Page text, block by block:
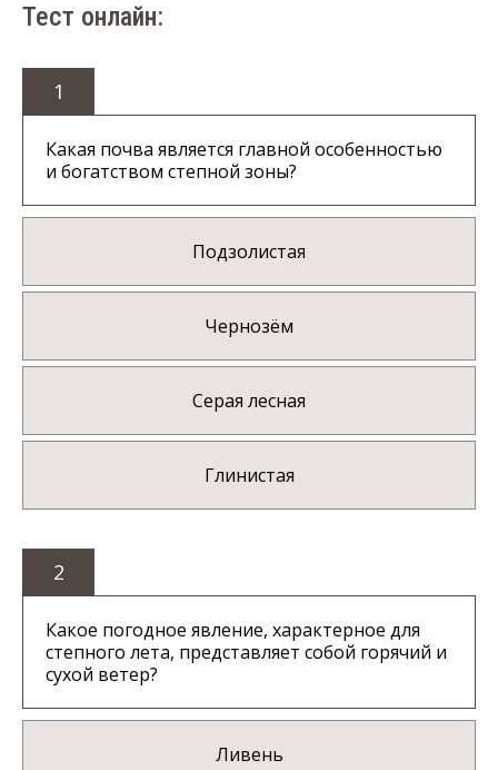
Тест онлайн:
1
Какая почва является главной особенностью
и богатством степной зоны?
Подзолистая
Чернозём
Серая лесная
Глинистая
2
Какое погодное явление, характерное для
степного лета, представляет собой горячий и
сухой ветер?
Ливень